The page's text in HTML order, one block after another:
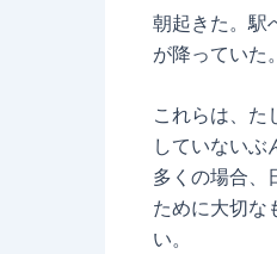
朝起きた。駅
が降っていた
これらは、た
していないぶ
多くの場合、
ために大切な
い。